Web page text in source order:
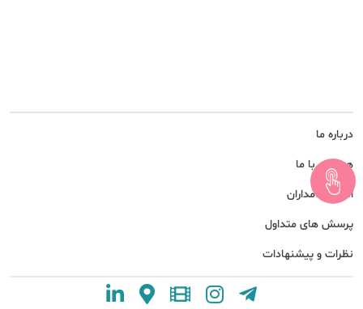
درباره ما
همکاری با ما
امور سهامداران
پرسش های متداول
نظرات و پیشنهادات